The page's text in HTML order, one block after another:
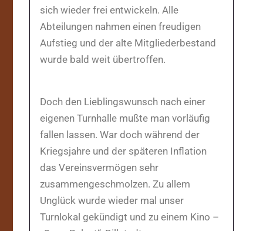
sich wieder frei entwickeln. Alle
Abteilungen nahmen einen freudigen
Aufstieg und der alte Mitgliederbestand
wurde bald weit übertroffen.
Doch den Lieblingswunsch nach einer
eigenen Turnhalle mußte man vorläufig
fallen lassen. War doch während der
Kriegsjahre und der späteren Inflation
das Vereinsvermögen sehr
zusammengeschmolzen. Zu allem
Unglück wurde wieder mal unser
Turnlokal gekündigt und zu einem Kino –